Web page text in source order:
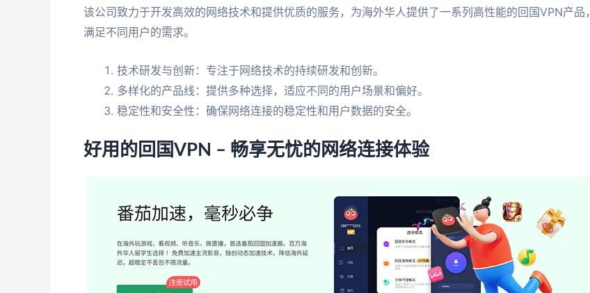
该公司致力于开发高效的网络技术和提供优质的服务，为海外华人提供了一系列高性能的回国VPN产品，
满足不同用户的需求。
技术研发与创新：专注于网络技术的持续研发和创新。
多样化的产品线：提供多种选择，适应不同的用户场景和偏好。
稳定性和安全性：确保网络连接的稳定性和用户数据的安全。
好用的回国VPN – 畅享无忧的网络连接体验